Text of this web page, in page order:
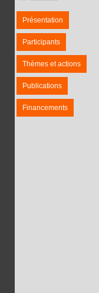
Présentation
Participants
Thèmes et actions
Publications
Financements